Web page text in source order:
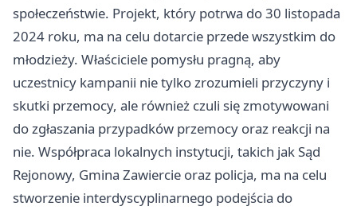
społeczeństwie. Projekt, który potrwa do 30 listopada
2024 roku, ma na celu dotarcie przede wszystkim do
młodzieży. Właściciele pomysłu pragną, aby
uczestnicy kampanii nie tylko zrozumieli przyczyny i
skutki przemocy, ale również czuli się zmotywowani
do zgłaszania przypadków przemocy oraz reakcji na
nie. Współpraca lokalnych instytucji, takich jak Sąd
Rejonowy, Gmina Zawiercie oraz policja, ma na celu
stworzenie interdyscyplinarnego podejścia do